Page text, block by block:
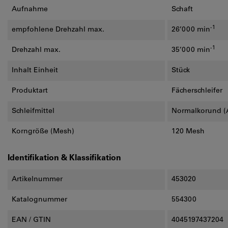
Aufnahme Schaft
empfohlene Drehzahl max. 26’000 min-1
Drehzahl max. 35’000 min-1
Inhalt Einheit Stück
Produktart Fächerschleifer
Schleifmittel Normalkorund
Korngröße (Mesh) 120 Mesh
Identifikation & Klassifikation
Artikelnummer 453020
Katalognummer 554300
EAN / GTIN 4045197437204